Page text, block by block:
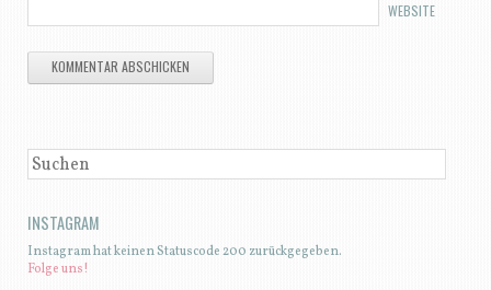
WEBSITE
SUCHEN
INSTAGRAM
Instagram hat keinen Statuscode 200 zurückgegeben.
Folge uns!